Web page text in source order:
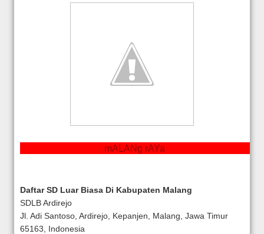
mALANg rAYa
Daftar SD Luar Biasa Di Kabupaten Malang
SDLB Ardirejo
Jl. Adi Santoso, Ardirejo, Kepanjen, Malang, Jawa Timur
65163, Indonesia